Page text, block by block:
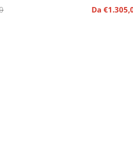
Prezzo
Da
Prezzo